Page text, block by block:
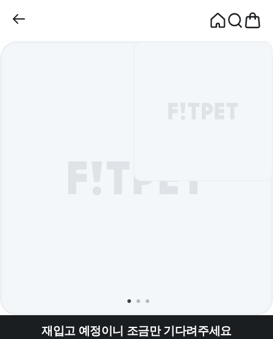
재입고 예정이니 조금만 기다려주세요